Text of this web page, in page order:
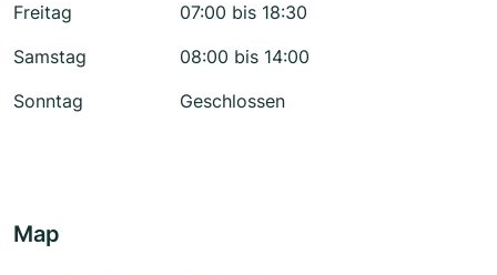
Freitag
07:00 bis 18:30
Samstag
08:00 bis 14:00
Sonntag
Geschlossen
Map